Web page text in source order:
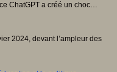
ChatGPT a créé un choc…
2024, devant l’ampleur des